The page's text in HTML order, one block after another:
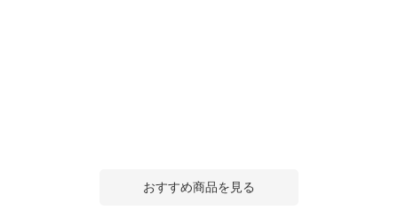
おすすめ商品を見る